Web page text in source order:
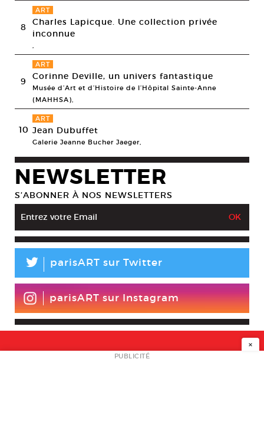
8
ART
Charles Lapicque. Une collection privée
inconnue
9
ART
Corinne Deville, un univers fantastique
Musée d’Art et d’Histoire de l’Hôpital Sainte-Anne
(MAHHSA),
10
ART
Jean Dubuffet
Galerie Jeanne Bucher Jaeger,
NEWSLETTER
S’ABONNER À NOS NEWSLETTERS
L parisART sur Twitter
parisART sur Instagram
NEWSLETTER
×
PUBLICITÉ